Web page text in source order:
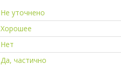
Не уточнено
Хорошее
Нет
Да, частично